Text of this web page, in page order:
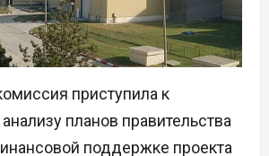
приступила к
планов правительства
поддержке проекта